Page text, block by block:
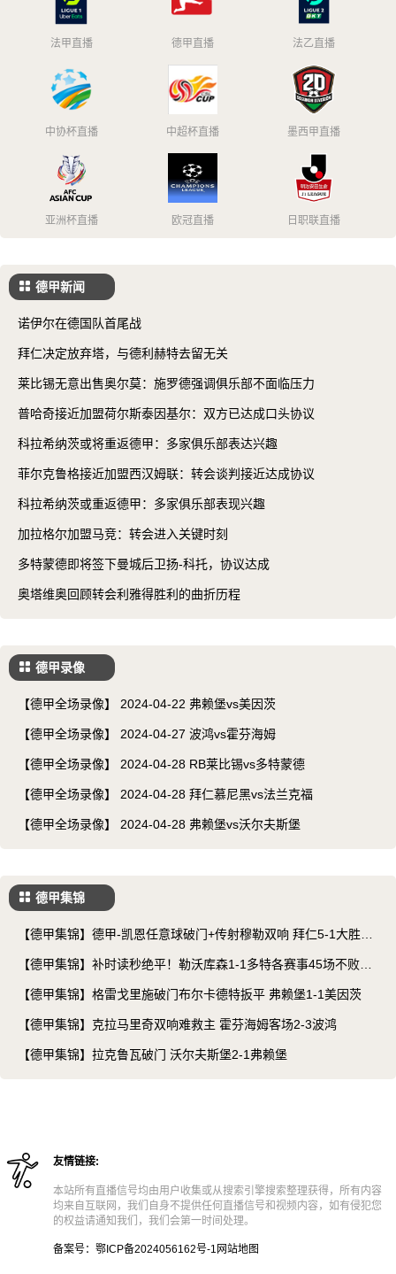
法甲直播 德甲直播 法乙直播
中协杯直播 中超杯直播 墨西甲直播
亚洲杯直播 欧冠直播 日职联直播
德甲新闻
诺伊尔在德国队首尾战
拜仁决定放弃塔，与德利赫特去留无关
莱比锡无意出售奥尔莫：施罗德强调俱乐部不面临压力
普哈奇接近加盟荷尔斯泰因基尔：双方已达成口头协议
科拉希纳茨或将重返德甲：多家俱乐部表达兴趣
菲尔克鲁格接近加盟西汉姆联：转会谈判接近达成协议
科拉希纳茨或重返德甲：多家俱乐部表现兴趣
加拉格尔加盟马竞：转会进入关键时刻
多特蒙德即将签下曼城后卫扬-科托，协议达成
奥塔维奥回顾转会利雅得胜利的曲折历程
德甲录像
【德甲全场录像】 2024-04-22 弗赖堡vs美因茨
【德甲全场录像】 2024-04-27 波鸿vs霍芬海姆
【德甲全场录像】 2024-04-28 RB莱比锡vs多特蒙德
【德甲全场录像】 2024-04-28 拜仁慕尼黑vs法兰克福
【德甲全场录像】 2024-04-28 弗赖堡vs沃尔夫斯堡
德甲集锦
【德甲集锦】德甲-凯恩任意球破门+传射穆勒双响 拜仁5-1大胜柏
【德甲集锦】补时读秒绝平！勒沃库森1-1多特各赛事45场不败&
【德甲集锦】格雷戈里施破门布尔卡德特扳平 弗赖堡1-1美因茨
【德甲集锦】克拉马里奇双响难救主 霍芬海姆客场2-3波鸿
【德甲集锦】拉克鲁瓦破门 沃尔夫斯堡2-1弗赖堡
友情链接:
本站所有直播信号均由用户收集或从搜索引擎搜索整理获得，所有内容
均来自互联网，我们自身不提供任何直播信号和视频内容，如有侵犯您
的权益请通知我们，我们会第一时间处理。
备案号：鄂ICP备2024056162号-1 网站地图